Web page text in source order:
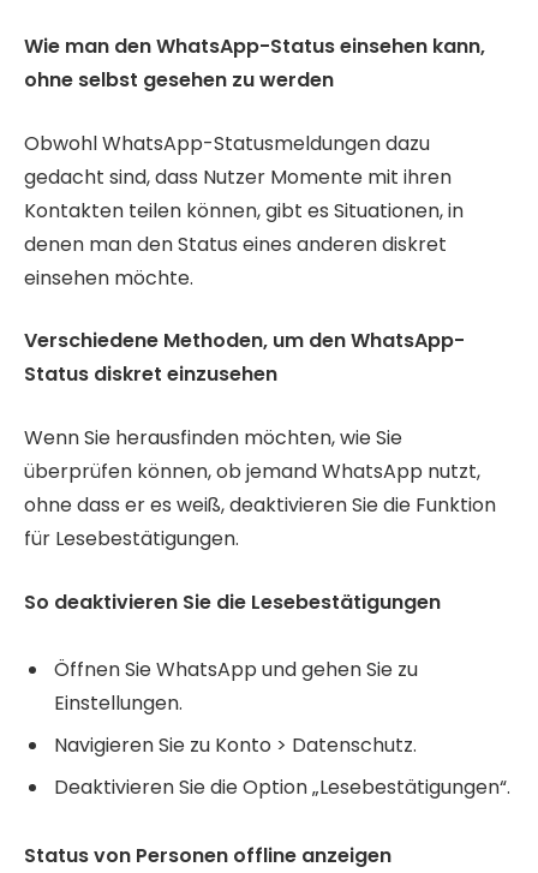
Wie man den WhatsApp-Status einsehen kann,
ohne selbst gesehen zu werden
Obwohl WhatsApp-Statusmeldungen dazu
gedacht sind, dass Nutzer Momente mit ihren
Kontakten teilen können, gibt es Situationen, in
denen man den Status eines anderen diskret
einsehen möchte.
Verschiedene Methoden, um den WhatsApp-
Status diskret einzusehen
Wenn Sie herausfinden möchten, wie Sie
überprüfen können, ob jemand WhatsApp nutzt,
ohne dass er es weiß, deaktivieren Sie die Funktion
für Lesebestätigungen.
So deaktivieren Sie die Lesebestätigungen
Öffnen Sie WhatsApp und gehen Sie zu
Einstellungen.
Navigieren Sie zu Konto > Datenschutz.
Deaktivieren Sie die Option „Lesebestätigungen“.
Status von Personen offline anzeigen